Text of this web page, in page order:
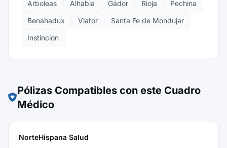
Arboleas
Alhabia Gádor Rioja
Pechina
Benahadux
Viator
Santa Fe de Mondújar
Instinción
Pólizas Compatibles con este Cuadro
Médico
NorteHispana Salud